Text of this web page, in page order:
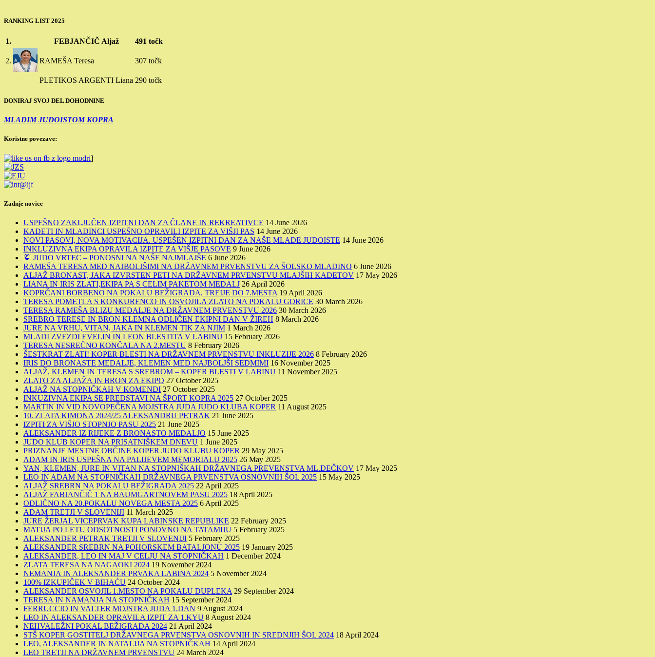
RANKING LIST 2025
1. FEBJANČIČ Aljaž 491 točk
2. RAMEŠA Teresa 307 točk
PLETIKOS ARGENTI Liana 290 točk
DONIRAJ SVOJ DEL DOHODNINE
MLADIM JUDOISTOM KOPRA
Koristne povezave:
]
Zadnje novice
USPEŠNO ZAKLJUČEN IZPITNI DAN ZA ČLANE IN REKREATIVCE 14 June 2026
KADETI IN MLADINCI USPEŠNO OPRAVILI IZPITE ZA VIŠJI PAS 14 June 2026
NOVI PASOVI, NOVA MOTIVACIJA. USPEŠEN IZPITNI DAN ZA NAŠE MLADE JUDOISTE 14 June 2026
INKLUZIVNA EKIPA OPRAVILA IZPITE ZA VIŠJE PASOVE 9 June 2026
🥋 JUDO VRTEC – PONOSNI NA NAŠE NAJMLAJŠE 6 June 2026
RAMEŠA TERESA MED NAJBOLJŠIMI NA DRŽAVNEM PRVENSTVU ZA ŠOLSKO MLADINO 6 June 2026
ALJAŽ BRONAST, JAKA IZVRSTEN PETI NA DRŽAVNEM PRVENSTVU MLAJŠIH KADETOV 17 May 2026
LIANA IN IRIS ZLATI,EKIPA PA S CELIM PAKETOM MEDALJ 26 April 2026
KOPRČANI BORBENO NA POKALU BEŽIGRADA, TREIJE DO 7.MESTA 19 April 2026
TERESA POMETLA S KONKURENCO IN OSVOJILA ZLATO NA POKALU GORICE 30 March 2026
TERESA RAMEŠA BLIZU MEDALJE NA DRŽAVNEM PRVENSTVU 2026 30 March 2026
SREBRO TERESE IN BRON KLEMNA ODLIČEN EKIPNI DAN V ŽIREH 8 March 2026
JURE NA VRHU, VITAN, JAKA IN KLEMEN TIK ZA NJIM 1 March 2026
MLADI ZVEZDI EVELIN IN LEON BLESTITA V LABINU 15 February 2026
TERESA NESREČNO KONČALA NA 2.MESTU 8 February 2026
ŠESTKRAT ZLATI! KOPER BLESTI NA DRŽAVNEM PRVENSTVU INKLUZIJE 2026 8 February 2026
IRIS DO BRONASTE MEDALJE, KLEMEN MED NAJBOLJŠI SEDMIMI 16 November 2025
ALJAŽ, KLEMEN IN TERESA S SREBROM – KOPER BLESTI V LABINU 11 November 2025
ZLATO ZA ALJAŽA IN BRON ZA EKIPO 27 October 2025
ALJAŽ NA STOPNIČKAH V KOMENDI 27 October 2025
INKUZIVNA EKIPA SE PREDSTAVI NA ŠPORT KOPRA 2025 27 October 2025
MARTIN IN VID NOVOPEČENA MOJSTRA JUDA JUDO KLUBA KOPER 11 August 2025
10. ZLATA KIMONA 2024/25 ALEKSANDRU PETRAK 21 June 2025
IZPITI ZA VIŠJO STOPNJO PASU 2025 21 June 2025
ALEKSANDER IZ RIJEKE Z BRONASTO MEDALJO 15 June 2025
JUDO KLUB KOPER NA PRISATNIŠKEM DNEVU 1 June 2025
PRIZNANJE MESTNE OBČINE KOPER JUDO KLUBU KOPER 29 May 2025
ADAM IN IRIS USPEŠNA NA PALIJEVEM MEMORIALU 2025 26 May 2025
YAN, KLEMEN, JURE IN VITAN NA STOPNIŠKAH DRŽAVNEGA PREVENSTVA ML.DEČKOV 17 May 2025
LEO IN ADAM NA STOPNIČKAH DRŽAVNEGA PRVENSTVA OSNOVNIH ŠOL 2025 15 May 2025
ALJAŽ SREBRN NA POKALU BEŽIGRADA 2025 22 April 2025
ALJAŽ FABJANČIČ 1 NA BAUMGARTNOVEM PASU 2025 18 April 2025
ODLIČNO NA 20.POKALU NOVEGA MESTA 2025 6 April 2025
ADAM TRETJI V SLOVENIJI 11 March 2025
JURE ŽERJAL VICEPRVAK KUPA LABINSKE REPUBLIKE 22 February 2025
MATIJA PO LETU ODSOTNOSTI PONOVNO NA TATAMIJU 5 February 2025
ALEKSANDER PETRAK TRETJI V SLOVENIJI 5 February 2025
ALEKSANDER SREBRN NA POHORSKEM BATALJONU 2025 19 January 2025
ALEKSANDER, LEO IN MAJ V CELJU NA STOPNIČKAH 1 December 2024
ZLATA TERESA NA NAGAOKI 2024 19 November 2024
NEMANJA IN ALEKSANDER PRVAKA LABINA 2024 5 November 2024
100% IZKUPIČEK V BIHAĆU 24 October 2024
ALEKSANDER OSVOJIL 1.MESTO NA POKALU DUPLEKA 29 September 2024
TERESA IN NAMANJA NA STOPNIČKAH 15 September 2024
FERRUCCIO IN VALTER MOJSTRA JUDA 1.DAN 9 August 2024
LEO IN ALEKSANDER OPRAVILA IZPIT ZA 1.KYU 8 August 2024
NEHVALEŽNI POKAL BEŽIGRADA 2024 21 April 2024
STŠ KOPER GOSTITELJ DRŽAVNEGA PRVENSTVA OSNOVNIH IN SREDNJIH ŠOL 2024 18 April 2024
LEO, ALEKSANDER IN NATALIJA NA STOPNIČKAH 14 April 2024
LEO TRETJI NA DRŽAVNEM PRVENSTVU 24 March 2024